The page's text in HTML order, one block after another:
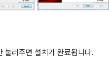
러주면 설치가 완료됩니다.